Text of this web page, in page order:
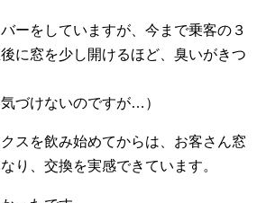
ーをしていますが、今まで乗客の３
に窓を少し開けるほど、臭いがきつ
づけないのですが…）
スを飲み始めてからは、お客さん窓
り、交換を実感できています。